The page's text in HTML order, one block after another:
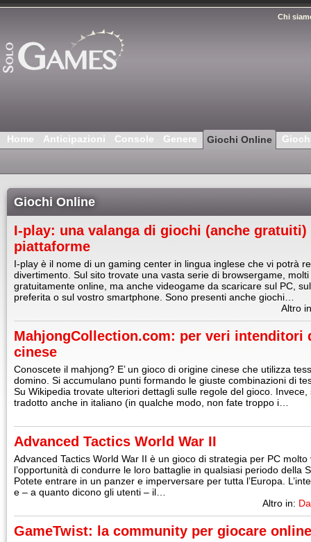
Chi
Home Anticipazioni Console Genere Giochi Online
Giochi Online
I-play: una valanga di giochi (anche gratuiti)
piattaforme
I-play è il nome di un gaming center in lingua inglese che vi potrà
divertimento. Sul sito trovate una vasta serie di browsergame,
gratuitamente online, ma anche videogame da scaricare sul PC,
preferita o sul vostro smartphone. Sono presenti anche giochi…
Altro
MahjongCollection.com: per veri intenditori
cinese
Conoscete il mahjong? E’ un gioco di origine cinese che utilizza
domino. Si accumulano punti formando le giuste combinazioni di
Su Wikipedia trovate ulteriori dettagli sulle regole del gioco.
tradotto anche in italiano (in qualche modo, non fate troppo i…
Advanced Tactics World War II
Advanced Tactics World War II è un gioco di strategia per PC
l’opportunità di condurre le loro battaglie in qualsiasi periodo della
Potete entrare in un panzer e imperversare per tutta l’Europa.
e – a quanto dicono gli utenti – il…
Altro in:
GameTwist: la community per giocare